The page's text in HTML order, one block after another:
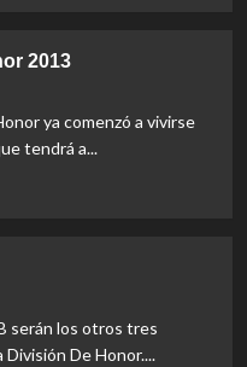
2013
ya comenzó a vivirse
tendrá a...
serán los otros tres
De Honor....